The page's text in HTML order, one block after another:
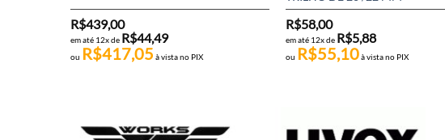
R$439,00
em até 12x de R$44,49
ou R$417,05 à vista no PIX
R$58,00
em até 12x de R$5,88
ou R$55,10à vista no PIX